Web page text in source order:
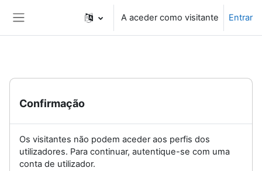
A aceder como visitante Entrar
Confirmação
Os visitantes não podem aceder aos perfis dos
utilizadores. Para continuar, autentique-se com uma
conta de utilizador.